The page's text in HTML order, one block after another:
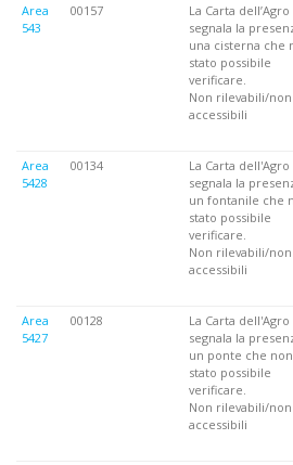
Area
543
00157
La Carta dell’Agro
segnala la
una cisterna che
stato possibile
verificare.
Non rilevabili/non
accessibili
Area
5428
00134
La Carta dell'Agro
segnala la
un fontanile che
stato possibile
verificare.
Non rilevabili/non
accessibili
Area
5427
00128
La Carta dell'Agro
segnala la
un ponte che
stato possibile
verificare.
Non rilevabili/non
accessibili